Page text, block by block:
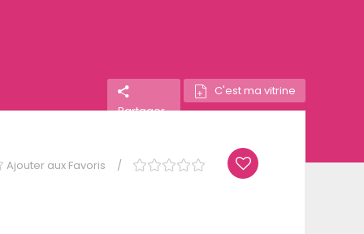
Partager
C'est ma vitrine
Ajouter aux Favoris